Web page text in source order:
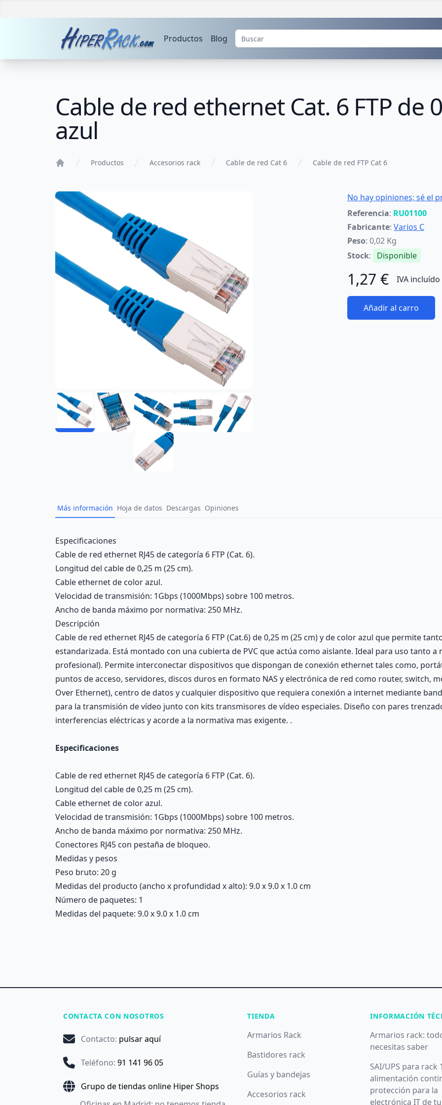
Productos Blog
Cable de red ethernet Cat. 6 FTP de
azul
Productos Accesorios rack Cable de red Cat 6 Cable de red FTP Cat 6
No hay opiniones; sé el
Referencia: RU01100
Fabricante: Varios C
Peso: 0,02 Kg
Stock: Disponible
1,27 € IVA incluído
Añadir al carro
Más información Hoja de datos Descargas Opiniones
Description
Especificaciones
Cable de red ethernet RJ45 de categoría 6 FTP (Cat. 6).
Longitud del cable de 0,25 m (25 cm).
Cable ethernet de color azul.
Velocidad de transmisión: 1Gbps (1000Mbps) sobre 100 metros.
Ancho de banda máximo por normativa: 250 MHz.
Descripción
Cable de red ethernet RJ45 de categoría 6 FTP (Cat.6) de 0,25 m (25 cm) y de color azul que permite
estandarizada. Está montado con una cubierta de PVC que actúa como aislante. Ideal para uso tanto
profesional). Permite interconectar dispositivos que dispongan de conexión ethernet tales como,
puntos de acceso, servidores, discos duros en formato NAS y electrónica de red como router, switch,
Over Ethernet), centro de datos y cualquier dispositivo que requiera conexión a internet mediante
para la transmisión de vídeo junto con kits transmisores de vídeo especiales. Diseño con pares
interferencias eléctricas y acorde a la normativa mas exigente. .
Especificaciones
Cable de red ethernet RJ45 de categoría 6 FTP (Cat. 6).
Longitud del cable de 0,25 m (25 cm).
Cable ethernet de color azul.
Velocidad de transmisión: 1Gbps (1000Mbps) sobre 100 metros.
Ancho de banda máximo por normativa: 250 MHz.
Conectores RJ45 con pestaña de bloqueo.
Medidas y pesos
Peso bruto: 20 g
Medidas del producto (ancho x profundidad x alto): 9.0 x 9.0 x 1.0 cm
Número de paquetes: 1
Medidas del paquete: 9.0 x 9.0 x 1.0 cm
CONTACTA CON NOSOTROS
Contacto: pulsar aquí
Teléfono: 91 141 96 05
Grupo de tiendas online Hiper Shops
TIENDA
Armarios Rack
Bastidores rack
Guías y bandejas
Accesorios rack
INFORMACIÓN
Armarios rack:
necesitas saber
SAI/UPS para rack
alimentación
protección para la
electrónica IT de